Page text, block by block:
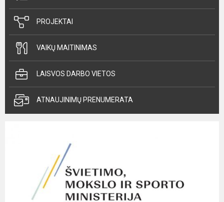
PROJEKTAI
VAIKŲ MAITINIMAS
LAISVOS DARBO VIETOS
ATNAUJINIMŲ PRENUMERATA